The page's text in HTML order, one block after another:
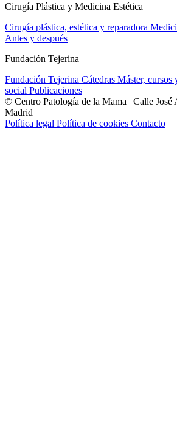
Cirugía Plástica y Medicina Estética
Cirugía plástica, estética y reparadora
Antes y después
Fundación Tejerina
Fundación Tejerina Cátedras Máster, cursos
social Publicaciones
© Centro Patología de la Mama | Calle José
Madrid
Política legal Política de cookies Contacto